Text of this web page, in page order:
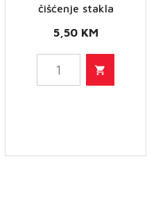
čišćenje stakla
5,50 KM
SONAX
Maramice
stakla